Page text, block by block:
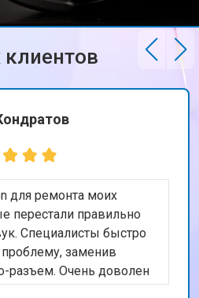
для ремонта моих
перестали правильно
Специалисты быстро
заменив
разъем. Очень доволен
скоростью